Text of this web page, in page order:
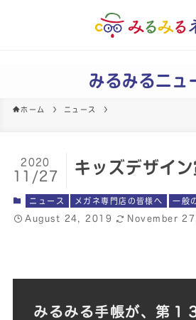
みるみるニュ
ホーム ニュース
キッズデザイ
2020
11/27
ニュース メガネ専門店の皆様へ 一般
August 24, 2019 November
みるみる手帳が、第１